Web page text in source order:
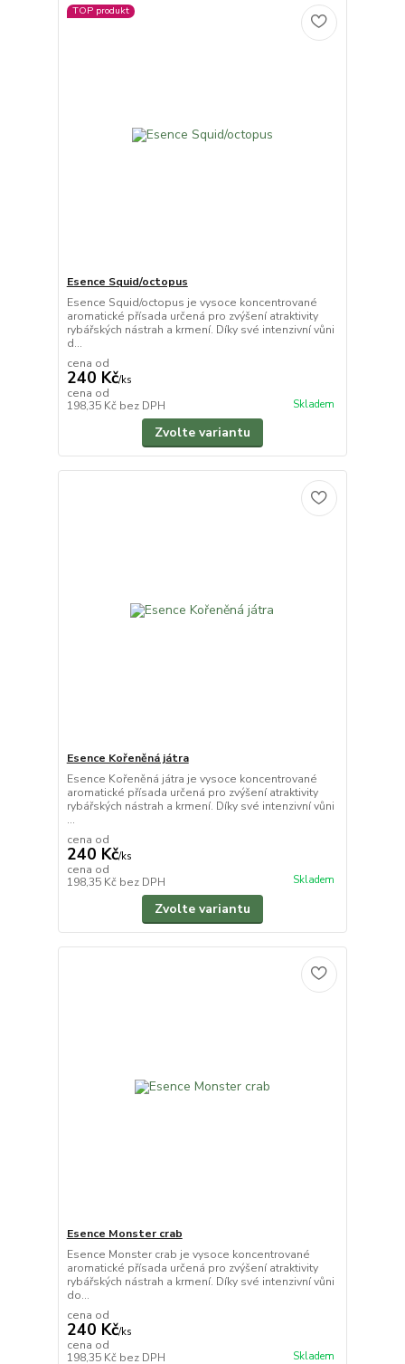
TOP produkt
Esence Squid/octopus
Esence Squid/octopus je vysoce koncentrované
aromatické přísada určená pro zvýšení atraktivity
rybářských nástrah a krmení. Díky své intenzivní vůni
d...
cena od
240 Kč/ks
cena od
198,35 Kč bez DPH Skladem
Zvolte variantu
Esence Kořeněná játra
Esence Kořeněná játra je vysoce koncentrované
aromatické přísada určená pro zvýšení atraktivity
rybářských nástrah a krmení. Díky své intenzivní vůni
...
cena od
240 Kč/ks
cena od
198,35 Kč bez DPH Skladem
Zvolte variantu
Esence Monster crab
Esence Monster crab je vysoce koncentrované
aromatické přísada určená pro zvýšení atraktivity
rybářských nástrah a krmení. Díky své intenzivní vůni
do...
cena od
240 Kč/ks
cena od
198,35 Kč bez DPH Skladem